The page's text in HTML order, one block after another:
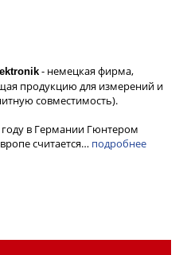
- немецкая фирма,
продукцию для измерений и
совместимость).
в Германии Гюнтером
считается… подробнее